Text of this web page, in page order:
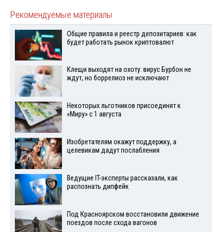
Рекомендуемые материалы
Общие правила и реестр депозитариев: как
будет работать рынок криптовалют
Клещи выходят на охоту: вирус Бурбон не
ждут, но боррелиоз не исключают
Некоторых льготников присоединят к
«Миру» с 1 августа
Изобретателям окажут поддержку, а
целевикам дадут послабления
Ведущие IT-эксперты рассказали, как
распознать дипфейк
Под Красноярском восстановили движение
поездов после схода вагонов